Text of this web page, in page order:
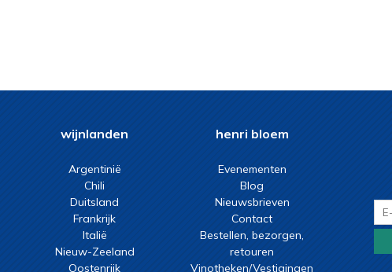
wijnlanden
Argentinië
Chili
Duitsland
Frankrijk
Italië
Nieuw-Zeeland
Oostenrijk
henri bloem
Evenementen
Blog
Nieuwsbrieven
Contact
Bestellen, bezorgen,
retouren
Vinotheken/Vestigingen